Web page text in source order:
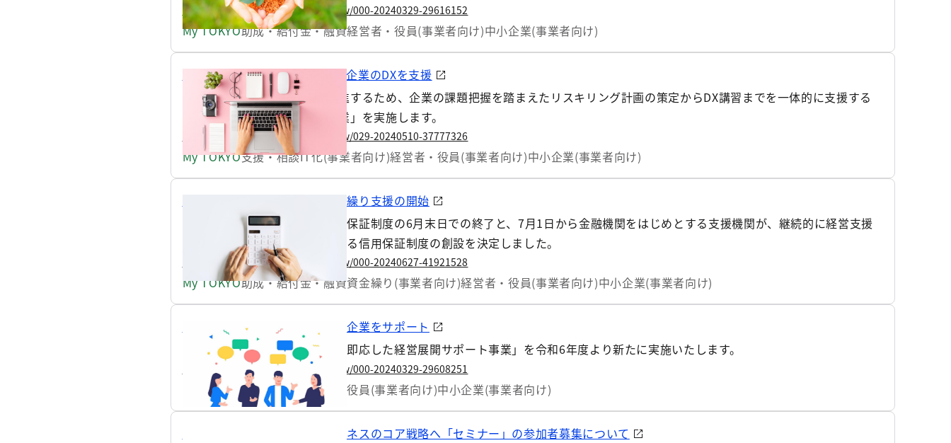
開始いたしますので、お知らせします。
https://www.my.metro.tokyo.lg.jp/w/000-20240329-29616152
My TOKYO助成・給付金・融資経営者・役員(事業者向け)中小企業(事業者向け)
コンサルティングと講習で中小企業のDXを支援
東京都は、中小企業のDXを推進するため、企業の課題把握を踏まえたリスキリング計画の策定からDX講習までを一体的に支援する
「DX人材リスキリング支援事業」を実施します。
https://www.my.metro.tokyo.lg.jp/w/029-20240510-37777326
My TOKYO支援・相談IT化(事業者向け)経営者・役員(事業者向け)中小企業(事業者向け)
新たな保証制度に対応した資金繰り支援の開始
このたび国は、伴走支援型特別保証制度の6月末日での終了と、7月1日から金融機関をはじめとする支援機関が、継続的に経営支援
を行いながら資金繰りを支援する信用保証制度の創設を決定しました。
https://www.my.metro.tokyo.lg.jp/w/000-20240627-41921528
My TOKYO助成・給付金・融資資金繰り(事業者向け)経営者・役員(事業者向け)中小企業(事業者向け)
新たな経営環境に対応する中小企業をサポート
東京都は、「新たな事業環境に即応した経営展開サポート事業」を令和6年度より新たに実施いたします。
https://www.my.metro.tokyo.lg.jp/w/000-20240329-29608251
My TOKYO支援・相談 経営者・役員(事業者向け)中小企業(事業者向け)
新規事業「女性活躍」を、ビジネスのコア戦略へ「セミナー」の参加者募集について